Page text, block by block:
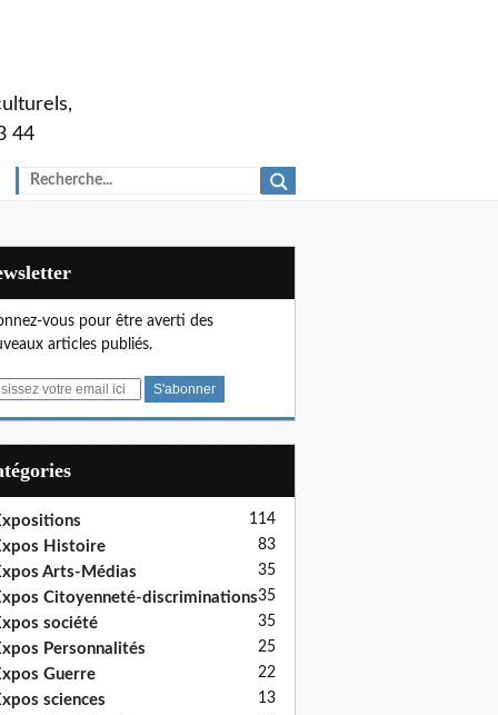
44
vous pour être averti des
articles publiés.
114
Histoire 83
Arts-Médias 35
Citoyenneté-discriminations35
société 35
Personnalités 25
Guerre 22
sciences 13